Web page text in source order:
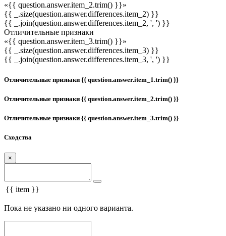
«{{ question.answer.item_2.trim() }}»
{{ _.size(question.answer.differences.item_2) }}
{{ _.join(question.answer.differences.item_2, ', ') }}
Отличительные признаки
«{{ question.answer.item_3.trim() }}»
{{ _.size(question.answer.differences.item_3) }}
{{ _.join(question.answer.differences.item_3, ', ') }}
Отличительные признаки {{ question.answer.item_1.trim() }}
Отличительные признаки {{ question.answer.item_2.trim() }}
Отличительные признаки {{ question.answer.item_3.trim() }}
Сходства
×
{{ item }}
Пока не указано ни одного варианта.